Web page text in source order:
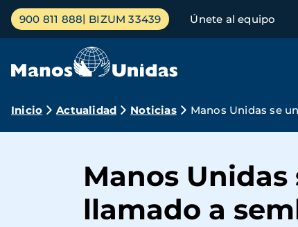
Pasar
contenido
Menú
principal
900 811 888 BIZUM 33439 Únete al equipo
Ruta
navegación
Inicio Actualidad Noticias Manos Unidas se
Manos
llamado a